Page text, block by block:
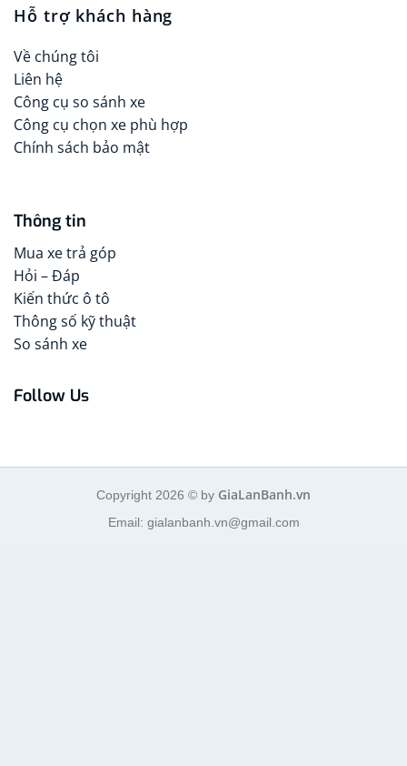
Hỗ trợ khách hàng
Về chúng tôi
Liên hệ
Công cụ so sánh xe
Công cụ chọn xe phù hợp
Chính sách bảo mật
Thông tin
Mua xe trả góp
Hỏi – Đáp
Kiến thức ô tô
Thông số kỹ thuật
So sánh xe
Follow Us
Copyright 2026 © by GiaLanBanh.vn
Email: gialanbanh.vn@gmail.com